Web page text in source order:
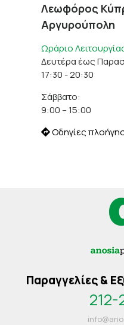
Λεωφόρος
Αργυρούπολη
Ωράριο
Δευτέρα έως
17:30 - 20:30
Σάββατο:
9:00 – 15:00
Οδηγίες
Παραγγελίες &
212-